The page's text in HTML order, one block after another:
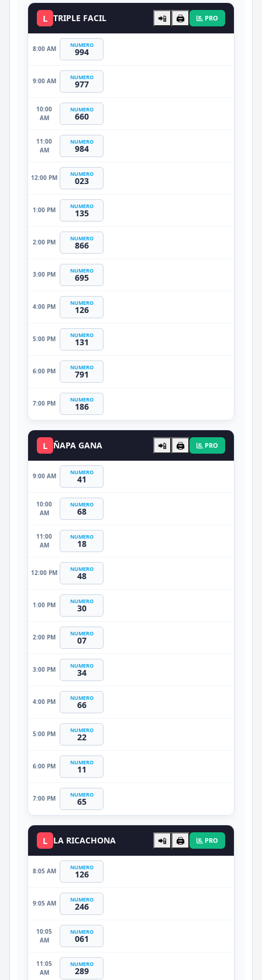
L TRIPLE FACIL 📲 🖨️ PRO
8:00 AM NUMERO
994
9:00 AM NUMERO
977
10:00
AM
NUMERO
660
11:00
AM
NUMERO
984
12:00 PM NUMERO
023
1:00 PM NUMERO
135
2:00 PM NUMERO
866
3:00 PM NUMERO
695
4:00 PM NUMERO
126
5:00 PM NUMERO
131
6:00 PM NUMERO
791
7:00 PM NUMERO
186
L ÑAPA GANA 📲 🖨️ PRO
9:00 AM NUMERO
41
10:00
AM
NUMERO
68
11:00
AM
NUMERO
18
12:00 PM NUMERO
48
1:00 PM NUMERO
30
2:00 PM NUMERO
07
3:00 PM NUMERO
34
4:00 PM NUMERO
66
5:00 PM NUMERO
22
6:00 PM NUMERO
11
7:00 PM NUMERO
65
L LA RICACHONA 📲 🖨️ PRO
8:05 AM NUMERO
126
9:05 AM NUMERO
246
10:05
AM
NUMERO
061
11:05
AM
NUMERO
289